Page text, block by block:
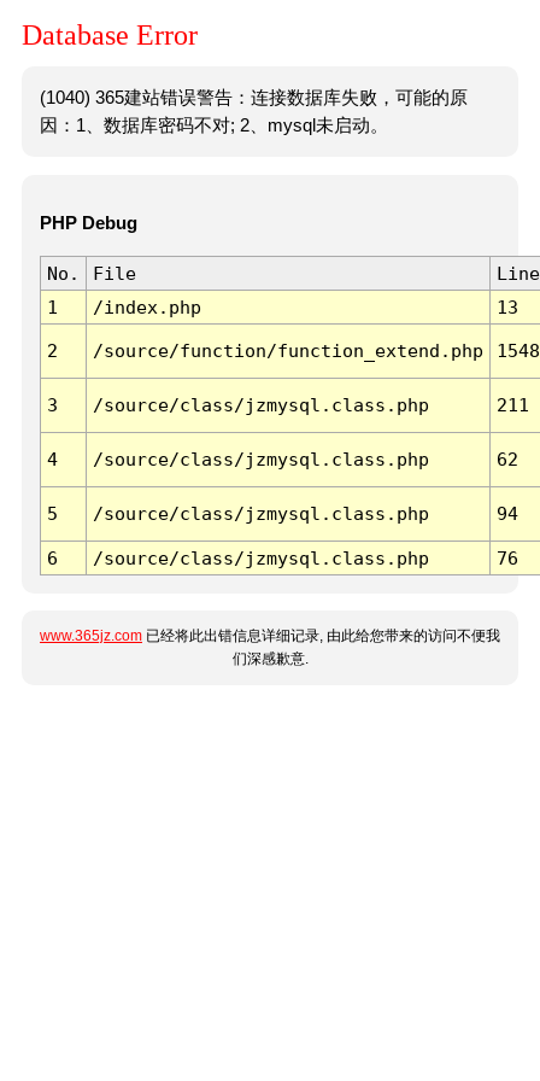
Database Error
(1040) 365建站错误警告：连接数据库失败，可能的原
因：1、数据库密码不对; 2、mysql未启动。
PHP Debug
No. File
Line
1
/index.php 13
2 /source/function/function_extend.php 1548
3 /source/class/jzmysql.class.php 211
4 /source/class/jzmysql.class.php 62
5 /source/class/jzmysql.class.php 94
6 /source/class/jzmysql.class.php 76
www.365jz.com 已经将此出错信息详细记录, 由此给您带来的访问不便我
们深感歉意.